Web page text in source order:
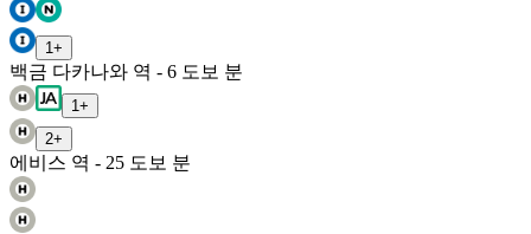
1 +
백금 다카나와 역 - 6 도보 분
1 +
2+
에비스 역 - 25 도보 분